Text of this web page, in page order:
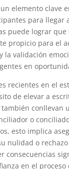
elemento clave
para llegar
puede lograr
propicio para el
la validación
en
recientes en el
de elevar a
o
esto implica
nulidad o
consecuencias
en el